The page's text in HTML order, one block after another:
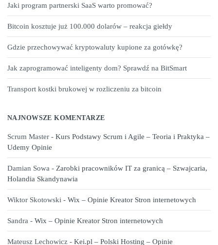
Jaki program partnerski SaaS warto promować?
Bitcoin kosztuje już 100.000 dolarów – reakcja giełdy
Gdzie przechowywać kryptowaluty kupione za gotówkę?
Jak zaprogramować inteligenty dom? Sprawdź na BitSmart
Transport kostki brukowej w rozliczeniu za bitcoin
NAJNOWSZE KOMENTARZE
Scrum Master - Kurs Podstawy Scrum i Agile – Teoria i Praktyka –
Udemy Opinie
Damian Sowa - Zarobki pracowników IT za granicą – Szwajcaria,
Holandia Skandynawia
Wiktor Skotowski - Wix – Opinie Kreator Stron internetowych
Sandra - Wix – Opinie Kreator Stron internetowych
Mateusz Lechowicz - Kei.pl – Polski Hosting – Opinie